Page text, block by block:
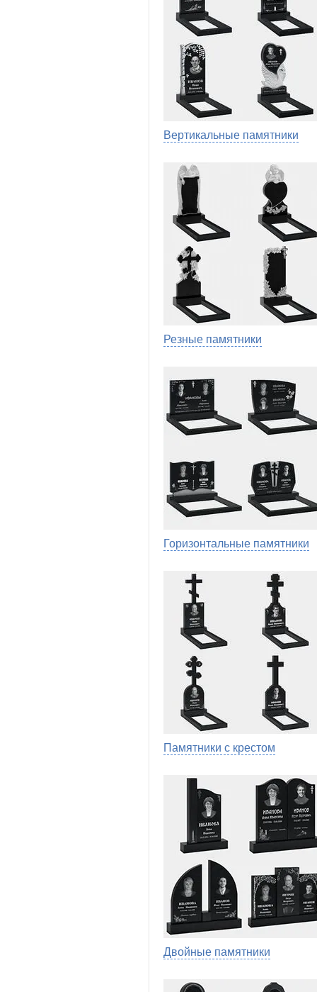
Вертикальные памятники
Резные памятники
Горизонтальные памятники
Памятники с крестом
Двойные памятники